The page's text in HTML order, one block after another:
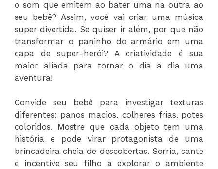
o som que emitem ao bater uma na outra ao
seu bebê? Assim, você vai criar uma música
super divertida. Se quiser ir além, por que não
transformar o paninho do armário em uma
capa de super-herói? A criatividade é sua
maior aliada para tornar o dia a dia uma
aventura!
Convide seu bebê para investigar texturas
diferentes: panos macios, colheres frias, potes
coloridos. Mostre que cada objeto tem uma
história e pode virar protagonista de uma
brincadeira cheia de descobertas. Sorria, cante
e incentive seu filho a explorar o ambiente